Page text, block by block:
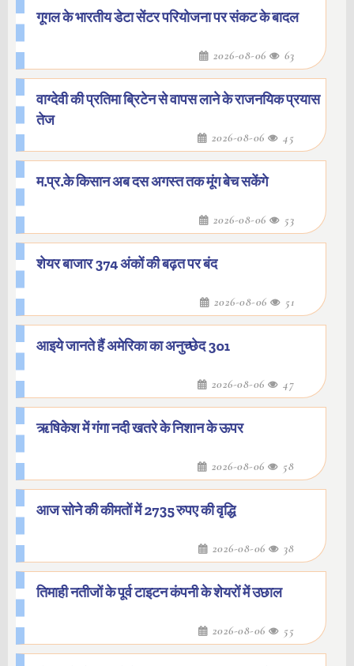
गूगल के भारतीय डेटा सेंटर परियोजना पर संकट के बादल
2026-08-06 63
वाग्देवी की प्रतिमा ब्रिटेन से वापस लाने के राजनयिक प्रयास
तेज
2026-08-06 45
म.प्र.के किसान अब दस अगस्त तक मूंग बेच सकेंगे
2026-08-06 53
शेयर बाजार 374 अंकों की बढ़त पर बंद
2026-08-06 51
आइये जानते हैं अमेरिका का अनुच्छेद 301
2026-08-06 47
ऋषिकेश में गंगा नदी खतरे के निशान के ऊपर
2026-08-06 58
आज सोने की कीमतों में 2735 रुपए की वृद्धि
2026-08-06 38
तिमाही नतीजों के पूर्व टाइटन कंपनी के शेयरों में उछाल
2026-08-06 55